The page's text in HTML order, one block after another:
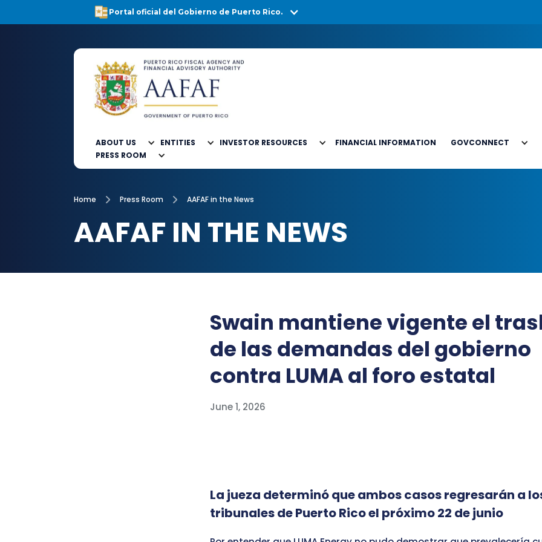
Portal oficial del Gobierno de Puerto Rico.
ABOUT US ENTITIES INVESTOR RESOURCES FINANCIAL INFORMATION
GOVCONNECT
PRESS ROOM
Home Press Room AAFAF in the News
AAFAF IN THE NEWS
Swain mantiene vigente el
de las demandas del gobierno
contra LUMA al foro estatal
June 1, 2026
La jueza determinó que ambos casos regresarán a
tribunales de Puerto Rico el próximo 22 de junio